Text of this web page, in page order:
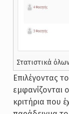
Στατιστικά
Επιλέγοντας
εμφανίζονται
κριτήρια που